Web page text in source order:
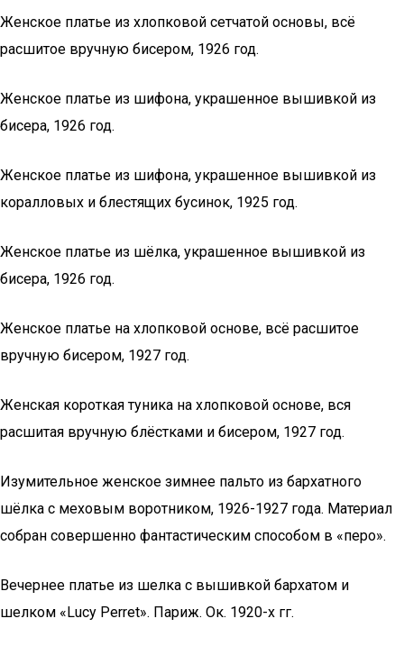
Женское платье из хлопковой сетчатой основы, всё
расшитое вручную бисером, 1926 год.
Женское платье из шифона, украшенное вышивкой из
бисера, 1926 год.
Женское платье из шифона, украшенное вышивкой из
коралловых и блестящих бусинок, 1925 год.
Женское платье из шёлка, украшенное вышивкой из
бисера, 1926 год.
Женское платье на хлопковой основе, всё расшитое
вручную бисером, 1927 год.
Женская короткая туника на хлопковой основе, вся
расшитая вручную блёстками и бисером, 1927 год.
Изумительное женское зимнее пальто из бархатного
шёлка с меховым воротником, 1926-1927 года. Материал
собран совершенно фантастическим способом в «перо».
Вечернее платье из шелка с вышивкой бархатом и
шелком «Lucy Perret». Париж. Ок. 1920-х гг.